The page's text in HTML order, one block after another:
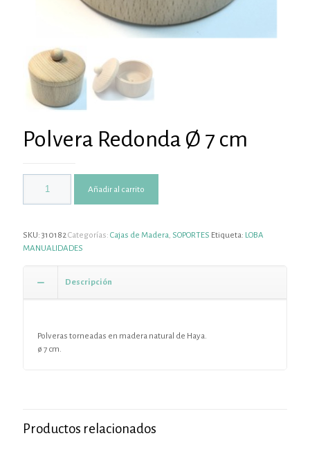
Polvera Redonda Ø 7 cm
Añadir al carrito
SKU: 310182 Categorías: Cajas de Madera SOPORTES Etiqueta: LOBA
MANUALIDADES
Descripción
Polveras torneadas en madera natural de Haya.
ø 7 cm.
Productos relacionados